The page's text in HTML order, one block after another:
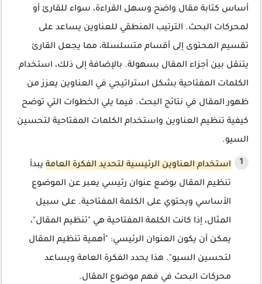
أساس كتابة مقال واضح وسهل القراءة، سواء للقارئ أو
لمحركات البحث. الترتيب المنطقي للعناوين يساعد على
تقسيم المحتوى إلى أقسام متسلسلة، مما يجعل القارئ
يتنقل بين أجزاء المقال بسهولة. بالإضافة إلى ذلك، استخدام
الكلمات المفتاحية بشكل استراتيجي في العناوين يعزز من
ظهور المقال في نتائج البحث. فيما يلي الخطوات التي توضح
كيفية تنظيم العناوين واستخدام الكلمات المفتاحية لتحسين
السيو.
استخدام العناوين الرئيسية لتحديد الفكرة العامة يبدأ
تنظيم المقال بوضع عنوان رئيسي يعبر عن الموضوع
الأساسي ويحتوي على الكلمة المفتاحية. على سبيل
المثال، إذا كانت الكلمة المفتاحية هي "تنظيم المقال"،
يمكن أن يكون العنوان الرئيسي: "أهمية تنظيم المقال
لتحسين السيو". هذا يحدد الفكرة العامة ويساعد
محركات البحث في فهم موضوع المقال.